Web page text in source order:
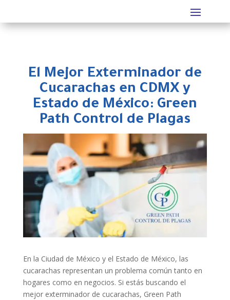
El Mejor Exterminador de
Cucarachas en CDMX y
Estado de México: Green
Path Control de Plagas
En la Ciudad de México y el Estado de México, las
cucarachas representan un problema común tanto en
hogares como en negocios. Si estás buscando el
mejor exterminador de cucarachas, Green Path